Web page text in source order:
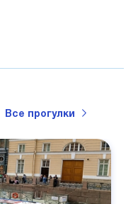
Все прогулки